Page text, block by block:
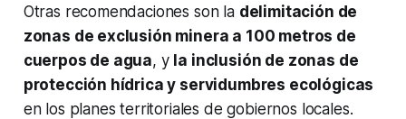
Otras recomendaciones son la delimitación de
zonas de exclusión minera a 100 metros de
cuerpos de agua, y la inclusión de zonas de
protección hídrica y servidumbres ecológicas
en los planes territoriales de gobiernos locales.